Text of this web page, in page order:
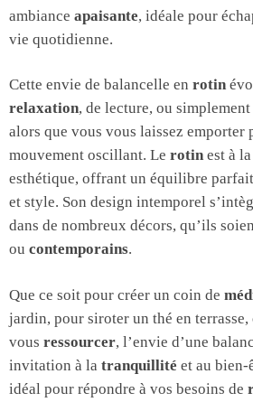
ambiance apaisante, idéale pour
vie quotidienne.
Cette envie de balancelle en rotin
relaxation, de lecture, ou
alors que vous vous laissez emporter
mouvement oscillant. Le rotin est à
esthétique, offrant un équilibre
et style. Son design intemporel
dans de nombreux décors, qu’ils
ou contemporains.
Que ce soit pour créer un coin de
jardin, pour siroter un thé en
vous ressourcer, l’envie d’une
invitation à la tranquillité et au bien-
idéal pour répondre à vos besoins de